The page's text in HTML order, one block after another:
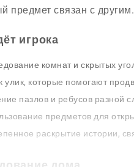
предмет связан с другим.
игрока
комнат и скрытых
улик, которые помогают
пазлов и ребусов разной
предметов для
раскрытие истории,